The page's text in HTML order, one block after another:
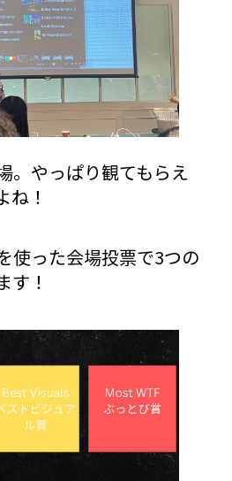
。やっぱり観てもらえ
ね！
使った会場投票で3つの
す！